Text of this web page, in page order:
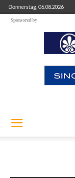
Donnerstag, 06.08.2026
Sponsored by